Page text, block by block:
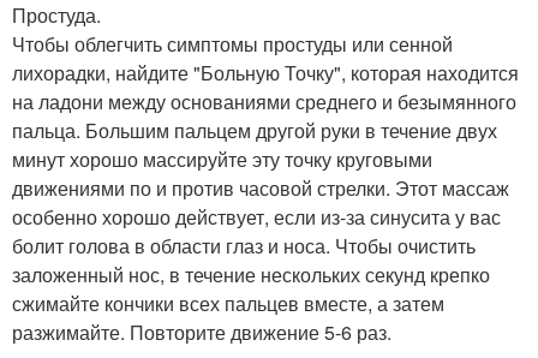
Простуда.
Чтобы облегчить симптомы простуды или сенной
лихорадки, найдите "Больную Точку", которая находится
на ладони между основаниями среднего и безымянного
пальца. Большим пальцем другой руки в течение двух
минут хорошо массируйте эту точку круговыми
движениями по и против часовой стрелки. Этот массаж
особенно хорошо действует, если из-за синусита у вас
болит голова в области глаз и носа. Чтобы очистить
заложенный нос, в течение нескольких секунд крепко
сжимайте кончики всех пальцев вместе, а затем
разжимайте. Повторите движение 5-6 раз.